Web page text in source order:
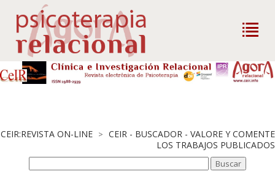
CEIR:REVISTA ON-LINE > CEIR - BUSCADOR - VALORE Y COMENTE
LOS TRABAJOS PUBLICADOS